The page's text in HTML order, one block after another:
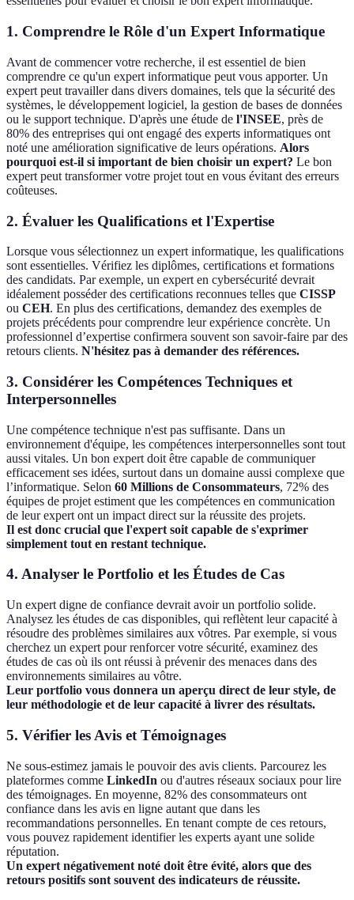
1. Comprendre le Rôle d'un Expert Informatique
Avant de commencer votre recherche, il est essentiel de bien
comprendre ce qu'un expert informatique peut vous apporter. Un
expert peut travailler dans divers domaines, tels que la sécurité des
systèmes, le développement logiciel, la gestion de bases de données
ou le support technique. D'après une étude de l'INSEE, près de
80% des entreprises qui ont engagé des experts informatiques ont
noté une amélioration significative de leurs opérations. Alors
pourquoi est-il si important de bien choisir un expert? Le bon
expert peut transformer votre projet tout en vous évitant des erreurs
coûteuses.
2. Évaluer les Qualifications et l'Expertise
Lorsque vous sélectionnez un expert informatique, les qualifications
sont essentielles. Vérifiez les diplômes, certifications et formations
des candidats. Par exemple, un expert en cybersécurité devrait
idéalement posséder des certifications reconnues telles que CISSP
ou CEH. En plus des certifications, demandez des exemples de
projets précédents pour comprendre leur expérience concrète. Un
professionnel d’expertise confirmera souvent son savoir-faire par des
retours clients. N'hésitez pas à demander des références.
3. Considérer les Compétences Techniques et
Interpersonnelles
Une compétence technique n'est pas suffisante. Dans un
environnement d'équipe, les compétences interpersonnelles sont tout
aussi vitales. Un bon expert doit être capable de communiquer
efficacement ses idées, surtout dans un domaine aussi complexe que
l’informatique. Selon 60 Millions de Consommateurs, 72% des
équipes de projet estiment que les compétences en communication
de leur expert ont un impact direct sur la réussite des projets.
Il est donc crucial que l'expert soit capable de s'exprimer
simplement tout en restant technique.
4. Analyser le Portfolio et les Études de Cas
Un expert digne de confiance devrait avoir un portfolio solide.
Analysez les études de cas disponibles, qui reflètent leur capacité à
résoudre des problèmes similaires aux vôtres. Par exemple, si vous
cherchez un expert pour renforcer votre sécurité, examinez des
études de cas où ils ont réussi à prévenir des menaces dans des
environnements similaires au vôtre.
Leur portfolio vous donnera un aperçu direct de leur style, de
leur méthodologie et de leur capacité à livrer des résultats.
5. Vérifier les Avis et Témoignages
Ne sous-estimez jamais le pouvoir des avis clients. Parcourez les
plateformes comme LinkedIn ou d'autres réseaux sociaux pour lire
des témoignages. En moyenne, 82% des consommateurs ont
confiance dans les avis en ligne autant que dans les
recommandations personnelles. En tenant compte de ces retours,
vous pouvez rapidement identifier les experts ayant une solide
réputation.
Un expert négativement noté doit être évité, alors que des
retours positifs sont souvent des indicateurs de réussite.